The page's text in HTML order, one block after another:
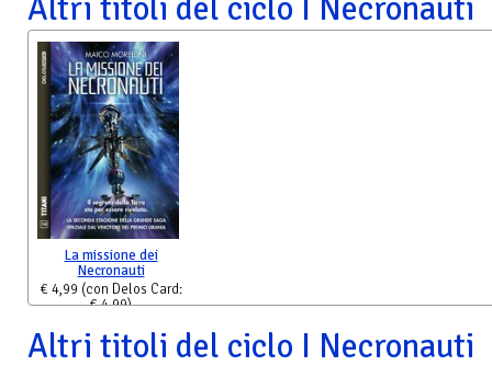
Altri titoli del ciclo I Necronauti
La missione dei
Necronauti
€ 4,99 (con Delos Card:
€ 4,99)
Altri titoli del ciclo I Necronauti